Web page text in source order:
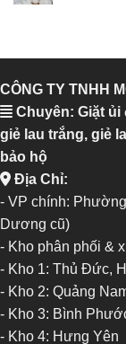
CÔNG TY TNHH
Chuyên: Giặt
giẻ lau trắng, giẻ
bảo hộ
Địa Chỉ:
- VP chính:
Dương cũ)
- Kho phân phối &
- Kho 1: Thủ Đức,
- Kho 2: Quảng
- Kho 3: Bình
- Kho 4: Hưng Yên